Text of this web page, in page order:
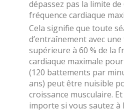
dépassez pas la limite de
fréquence cardiaque
Cela signifie que toute
d’entraînement avec
supérieure à 60 % de la
cardiaque maximale
(120 battements par
ans) peut être nuisible
croissance musculaire.
importe si vous sautez à